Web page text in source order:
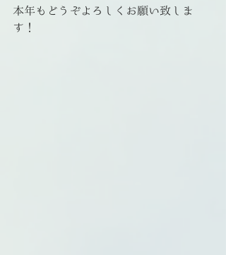
本年もどうぞよろしくお願い致しま
す！